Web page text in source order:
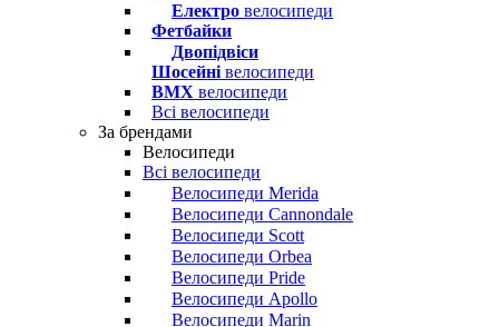
Електро велосипеди
Фетбайки
Двопідвіси
Шосейні велосипеди
BMX велосипеди
Всі велосипеди
За брендами
Велосипеди
Всі велосипеди
Велосипеди Merida
Велосипеди Cannondale
Велосипеди Scott
Велосипеди Orbea
Велосипеди Pride
Велосипеди Apollo
Велосипеди Marin